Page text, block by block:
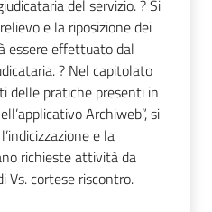
del servizio. ? Si
e la riposizione dei
essere effettuato dal
? Nel capitolato
delle pratiche presenti in
Archiweb”, si
e la
richieste attività da
Vs. cortese riscontro.